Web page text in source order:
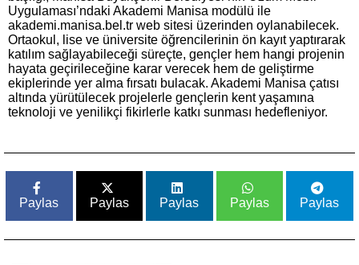
Uygulaması’ndaki Akademi Manisa modülü ile
akademi.manisa.bel.tr web sitesi üzerinden oylanabilecek.
Ortaokul, lise ve üniversite öğrencilerinin ön kayıt yaptırarak
katılım sağlayabileceği süreçte, gençler hem hangi projenin
hayata geçirileceğine karar verecek hem de geliştirme
ekiplerinde yer alma fırsatı bulacak. Akademi Manisa çatısı
altında yürütülecek projelerle gençlerin kent yaşamına
teknoloji ve yenilikçi fikirlerle katkı sunması hedefleniyor.
Paylas Paylas Paylas Paylas Paylas